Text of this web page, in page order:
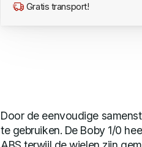
Gratis transport!
Door de eenvoudige
te gebruiken. De Boby 1/0